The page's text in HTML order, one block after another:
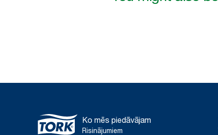
Ko mēs piedāvājam
Risinājumiem